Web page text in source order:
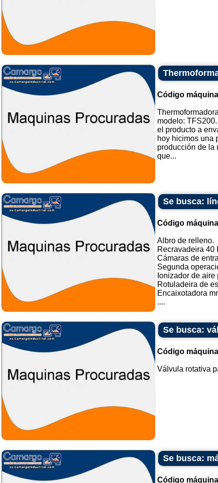
Código
modelo: TFS200.
el producto a
hoy hicimos una
producción de la
que...
Se busca:
Código
Albro de relleno.
Recravadeira 40
Cámaras de
Segunda
Ionizador de
Rotuladeira de
Encaixotadora
....
Se busca:
Código
Válvula rotativa
Se busca:
Código